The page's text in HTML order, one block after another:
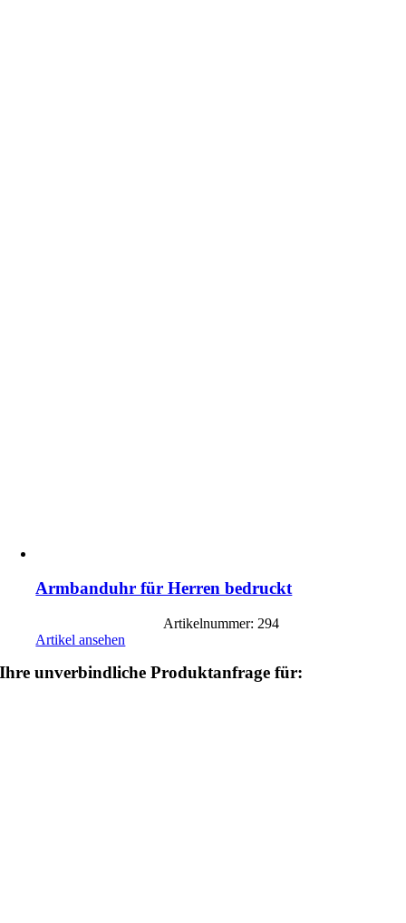
Armbanduhr für Herren bedruckt
Artikelnummer: 294
Artikel ansehen
Ihre unverbindliche Produktanfrage für: